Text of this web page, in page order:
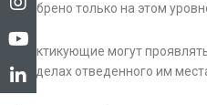
одобрено только на этом
Практикующие могут
пределах отведенного им